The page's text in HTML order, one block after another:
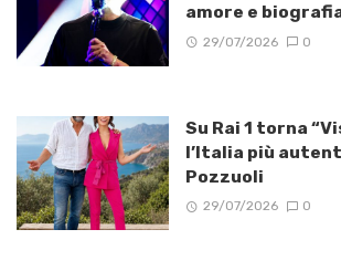
amore e
29/07/2026 0
Su Rai 1 torna
l’Italia più
Pozzuoli
29/07/2026 0